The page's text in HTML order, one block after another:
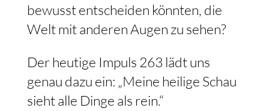
bewusst entscheiden könnten, die
Welt mit anderen Augen zu sehen?
Der heutige Impuls 263 lädt uns
genau dazu ein: „Meine heilige Schau
sieht alle Dinge als rein.“